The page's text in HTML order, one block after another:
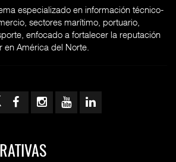
especializado en información técnico-
sectores marítimo, portuario,
enfocado a fortalecer la reputación
América del Norte.